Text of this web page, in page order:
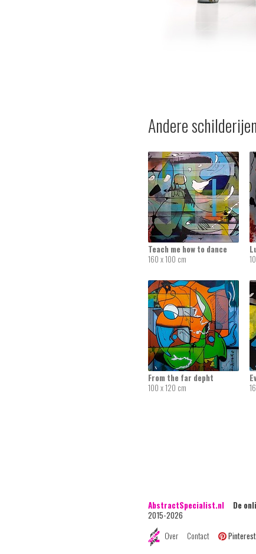
Andere
Teach me how to dance
160 x 100 cm
From the far depht
100 x 120 cm
AbstractSpecialist.nl De
2015-2026
Over
Contact Pinterest